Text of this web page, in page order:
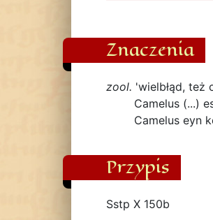
Znaczenia
zool. 'wielbłąd, też
Camelus (...)
Camelus eyn
Przypis
Sstp X 150b